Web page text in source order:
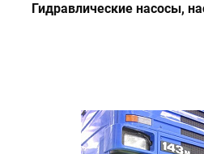
Гидравлические насосы,